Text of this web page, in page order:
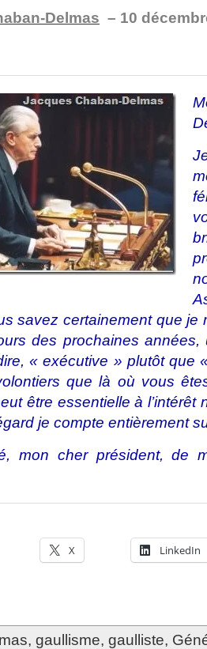
président
Delmas – 10
savez certainement que je
des prochaines années,
« exécutive » plutôt que
que là où vous
être essentielle à l’intérêt
je compte entièrement
mon cher président, de
X
LinkedIn
, gaullisme, gaulliste,